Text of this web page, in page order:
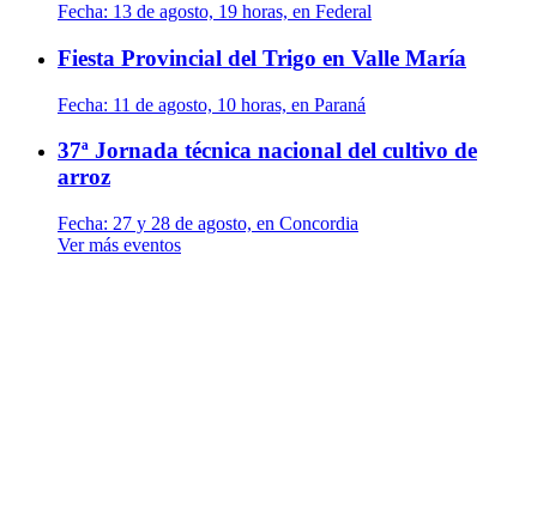
Fecha: 13 de agosto, 19 horas, en Federal
Fiesta Provincial del Trigo en Valle María
Fecha: 11 de agosto, 10 horas, en Paraná
37ª Jornada técnica nacional del cultivo de
arroz
Fecha: 27 y 28 de agosto, en Concordia
Ver más eventos